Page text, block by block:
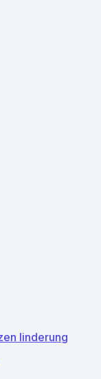
linderung